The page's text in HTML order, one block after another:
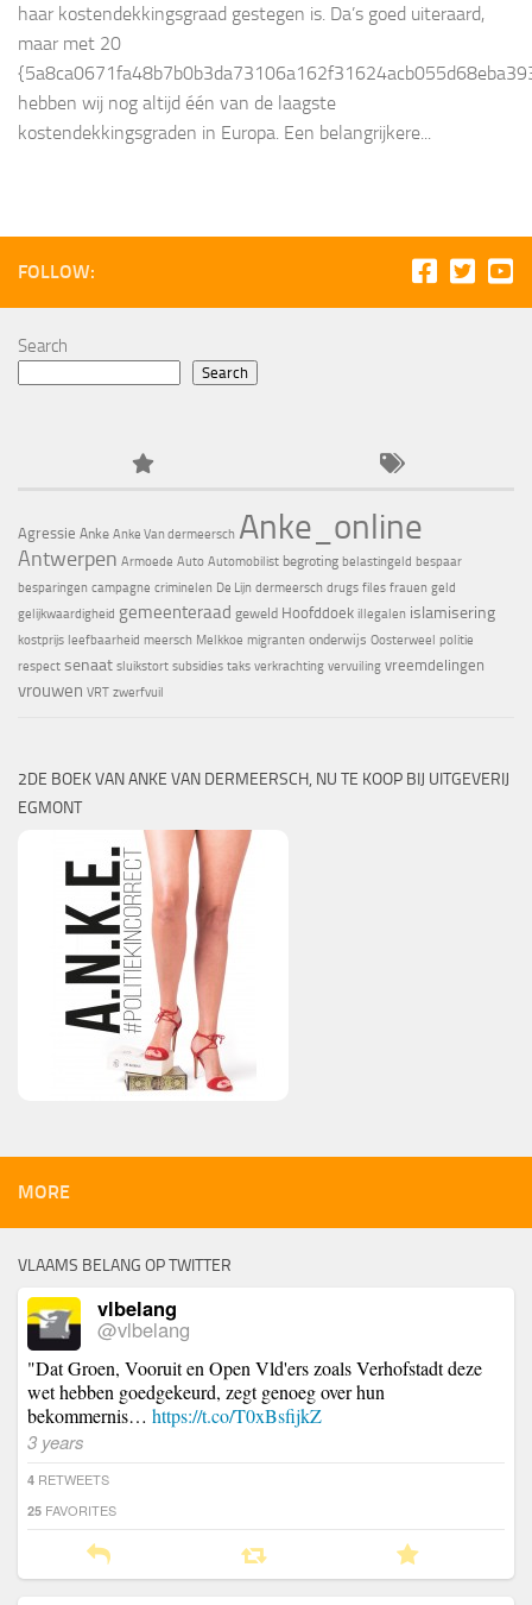
haar kostendekkingsgraad gestegen is. Da’s goed uiteraard,
maar met 20
hebben wij nog altijd één van de laagste
kostendekkingsgraden in Europa. Een belangrijkere...
FOLLOW:
Search
Search
Agressie Anke Anke Van dermeersch Anke_online
Antwerpen Armoede Auto Automobilist begroting belastingeld bespaar
besparingen campagne criminelen De Lijn dermeersch drugs files frauen geld
gelijkwaardigheid gemeenteraad geweld Hoofddoek illegalen islamisering
kostprijs leefbaarheid meersch Melkkoe migranten onderwijs Oosterweel politie
respect senaat sluikstort subsidies taks verkrachting vervuiling vreemdelingen
vrouwen VRT zwerfvuil
2DE BOEK VAN ANKE VAN DERMEERSCH, NU TE KOOP BIJ UITGEVERIJ
EGMONT
MORE
VLAAMS BELANG OP TWITTER
vlbelang
@vlbelang
"Dat Groen, Vooruit en Open Vld'ers zoals Verhofstadt deze
wet hebben goedgekeurd, zegt genoeg over hun
bekommernis… https://t.co/T0xBsfijkZ
3 years
4 RETWEETS
25 FAVORITES